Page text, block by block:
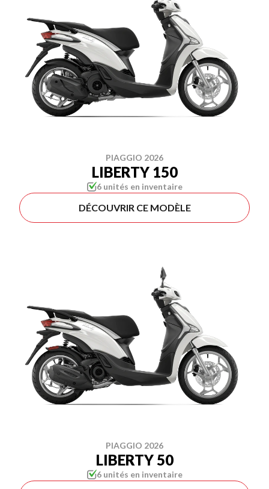
PIAGGIO 2026
LIBERTY 150
6 unités en inventaire
DÉCOUVRIR CE MODÈLE
PIAGGIO 2026
LIBERTY 50
6 unités en inventaire